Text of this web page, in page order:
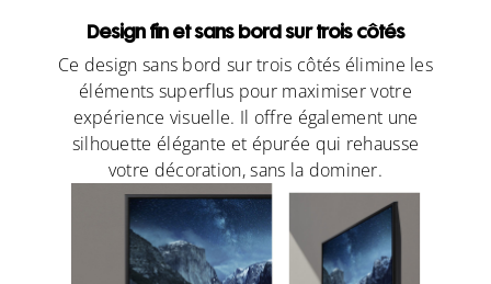
Design fin et sans bord sur trois côtés
Ce design sans bord sur trois côtés élimine les
éléments superflus pour maximiser votre
expérience visuelle. Il offre également une
silhouette élégante et épurée qui rehausse
votre décoration, sans la dominer.